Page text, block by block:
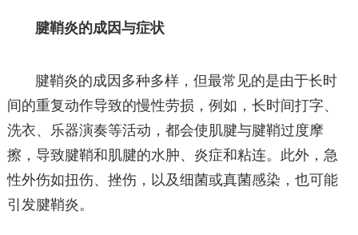
腱鞘炎的成因与症状
腱鞘炎的成因多种多样，但最常见的是由于长时
间的重复动作导致的慢性劳损，例如，长时间打字、
洗衣、乐器演奏等活动，都会使肌腱与腱鞘过度摩
擦，导致腱鞘和肌腱的水肿、炎症和粘连。此外，急
性外伤如扭伤、挫伤，以及细菌或真菌感染，也可能
引发腱鞘炎。